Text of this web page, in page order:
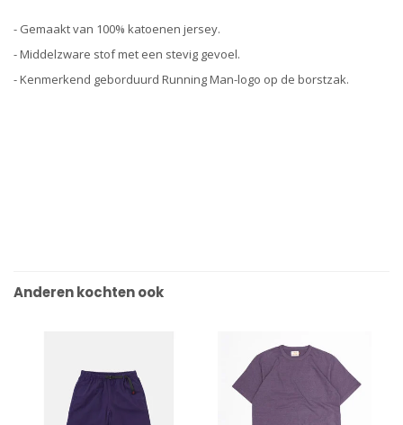
- Gemaakt van 100% katoenen jersey.
- Middelzware stof met een stevig gevoel.
- Kenmerkend geborduurd Running Man-logo op de borstzak.
Anderen kochten ook